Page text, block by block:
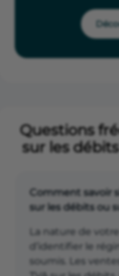
Questions
sur les
Comment savoir
sur les débits ou
La nature de
d’identifier le
soumis. Les